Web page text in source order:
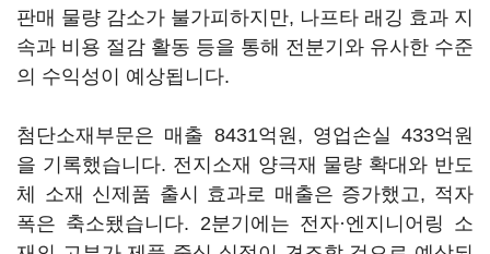
판매 물량 감소가 불가피하지만, 나프타 래깅 효과 지
속과 비용 절감 활동 등을 통해 전분기와 유사한 수준
의 수익성이 예상됩니다.
첨단소재부문은 매출 8431억원, 영업손실 433억원
을 기록했습니다. 전지소재 양극재 물량 확대와 반도
체 소재 신제품 출시 효과로 매출은 증가했고, 적자
폭은 축소됐습니다. 2분기에는 전자·엔지니어링 소